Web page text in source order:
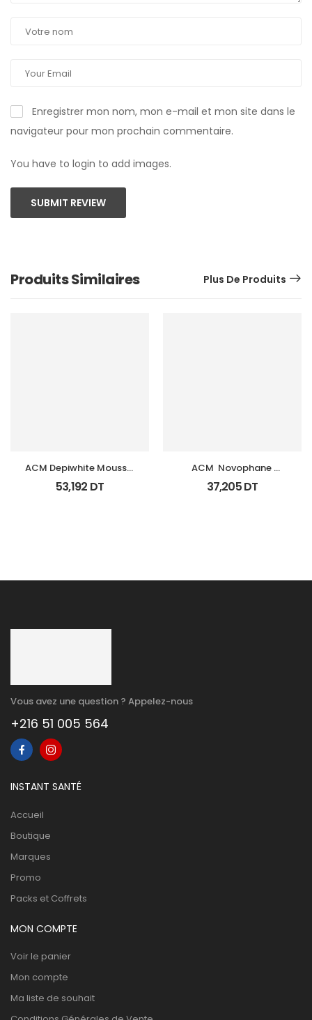
Enregistrer mon nom, mon e-mail et mon site dans le
navigateur pour mon prochain commentaire.
You have to login to add images.
SUBMIT REVIEW
Produits Similaires Plus De Produits
ACM Depiwhite Mousse
Nettoyante Eclairciss
200Ml
53,192 DT
ACM  Novophane
Shampooing Sebo
Regulateur 200Ml
37,205DT
Vous avez une question ? Appelez-nous
+216 51 005 564
INSTANT SANTÉ
Accueil
Boutique
Marques
Promo
Packs et Coffrets
MON COMPTE
Voir le panier
Mon compte
Ma liste de souhait